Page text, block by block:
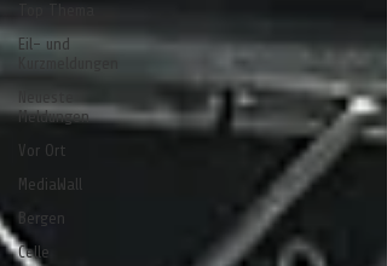
Eil- und
Meldungen
Vor Ort
MediaWall
Bergen
Celle